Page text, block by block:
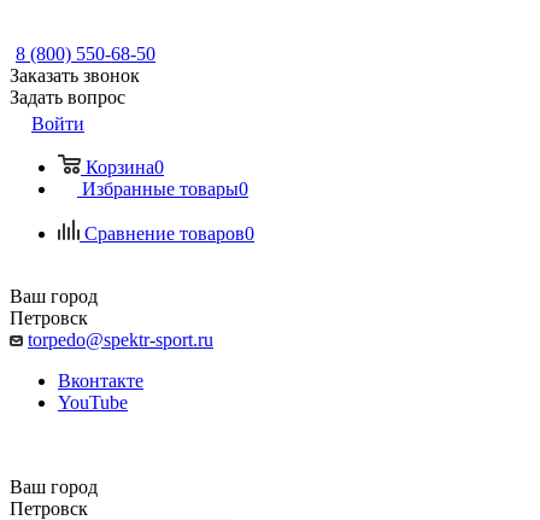
8 (800) 550-68-50
Заказать звонок
Задать вопрос
Войти
Корзина0
Избранные товары0
Сравнение товаров0
Ваш город
Петровск
torpedo@spektr-sport.ru
Вконтакте
YouTube
Ваш город
Петровск